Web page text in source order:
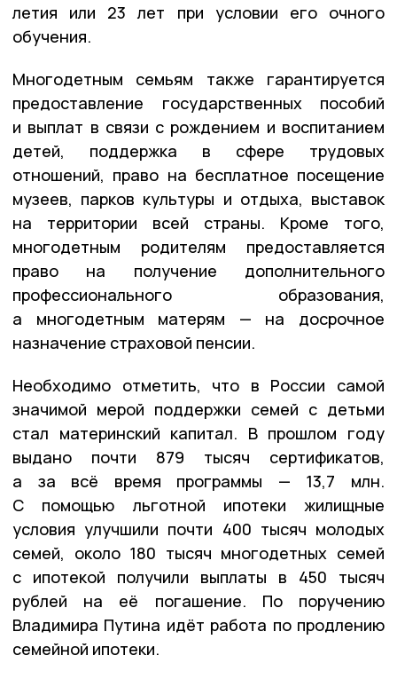
летия или 23 лет при условии его очного
обучения.
Многодетным семьям также гарантируется
предоставление государственных пособий
и выплат в связи с рождением и воспитанием
детей, поддержка в сфере трудовых
отношений, право на бесплатное посещение
музеев, парков культуры и отдыха, выставок
на территории всей страны. Кроме того,
многодетным родителям предоставляется
право на получение дополнительного
профессионального образования,
а многодетным матерям — на досрочное
назначение страховой пенсии.
Необходимо отметить, что в России самой
значимой мерой поддержки семей с детьми
стал материнский капитал. В прошлом году
выдано почти 879 тысяч сертификатов,
а за всё время программы — 13,7 млн.
С помощью льготной ипотеки жилищные
условия улучшили почти 400 тысяч молодых
семей, около 180 тысяч многодетных семей
с ипотекой получили выплаты в 450 тысяч
рублей на её погашение. По поручению
Владимира Путина идёт работа по продлению
семейной ипотеки.